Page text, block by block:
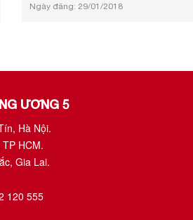
Trong khi đó giá heo hơi hôm nay
Ngày đăng: 29/01/2018
ƯƠNG 5
Hà Nội.
HCM.
Gia Lai.
120 555